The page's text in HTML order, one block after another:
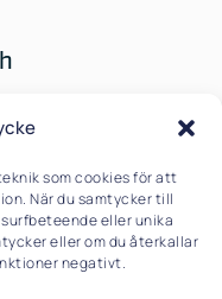
som cookies för att
När du samtycker till
eller unika
eller om du återkallar
negativt.